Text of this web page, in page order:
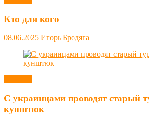
Кто для кого
08.06.2025 Игорь Бродяга
С украинцами проводят старый
кунштюк